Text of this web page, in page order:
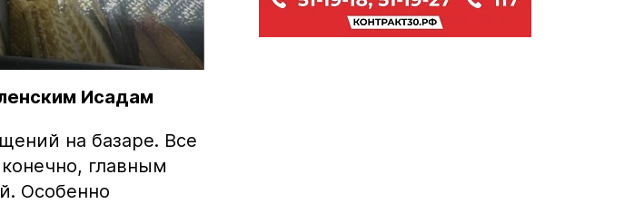
Исадам
на базаре. Все
главным
Особенно